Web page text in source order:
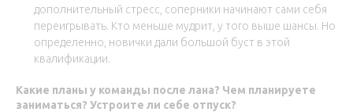
дополнительный стресс, соперники начинают сами себя
переигрывать. Кто меньше мудрит, у того выше шансы. Но
определенно, новички дали большой буст в этой
квалификации.
Какие планы у команды после лана? Чем планируете
заниматься? Устроите ли себе отпуск?